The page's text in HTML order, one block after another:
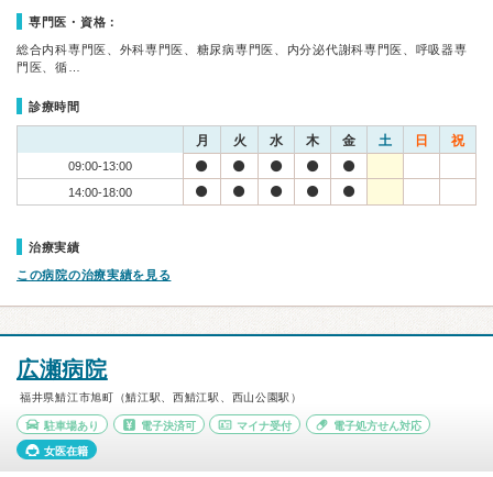
専門医・資格：
総合内科専門医、外科専門医、糖尿病専門医、内分泌代謝科専門医、呼吸器専
門医、循…
診療時間
月 火 水 木 金 土 日 祝
09:00-13:00
14:00-18:00
治療実績
この病院の治療実績を見る
広瀬病院
福井県鯖江市旭町（鯖江駅、西鯖江駅、西山公園駅）
駐車場あり 電子決済可 マイナ受付 電子処方せん対応
女医在籍